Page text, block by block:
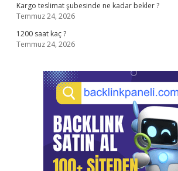
Kargo teslimat şubesinde ne kadar bekler ?
Temmuz 24, 2026
1200 saat kaç ?
Temmuz 24, 2026